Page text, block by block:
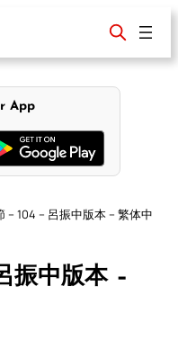
App
– 104 – 呂振中版本 – 繁体中
振中版本 –